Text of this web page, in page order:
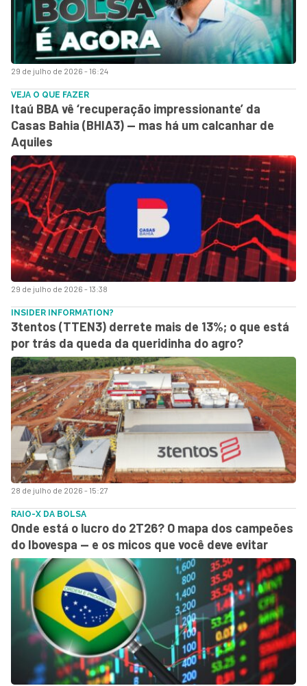
29 de julho de 2026 - 16:24
29 de julho de 2026 - 13:38
VEJA O QUE FAZER
Itaú BBA vê ‘recuperação impressionante’ da
Casas Bahia (BHIA3) — mas há um calcanhar de
Aquiles
28 de julho de 2026 - 15:27
INSIDER INFORMATION?
3tentos (TTEN3) derrete mais de 13%; o que está
por trás da queda da queridinha do agro?
RAIO-X DA BOLSA
Onde está o lucro do 2T26? O mapa dos campeões
do Ibovespa — e os micos que você deve evitar